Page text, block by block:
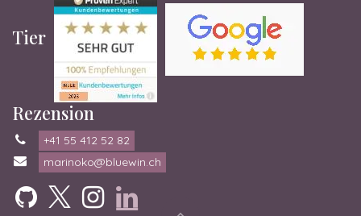
Tier
Rezension
+41 55 412 52 82
marinoko@bluewin.ch